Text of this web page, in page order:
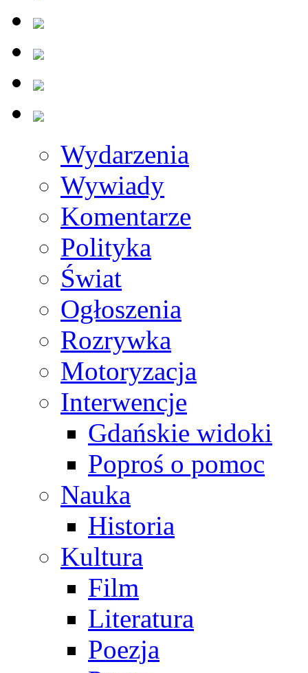
Wydarzenia
Wywiady
Komentarze
Polityka
Świat
Ogłoszenia
Rozrywka
Motoryzacja
Interwencje
Gdańskie widoki
Poproś o pomoc
Nauka
Historia
Kultura
Film
Literatura
Poezja